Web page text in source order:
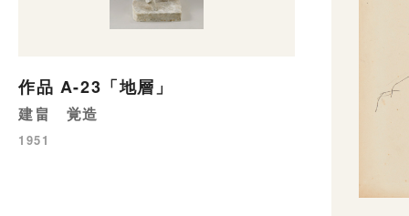
作品 A-23「地層」
建畠 覚造
1951